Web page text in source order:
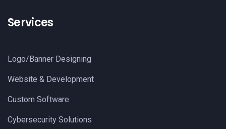
Services
Logo/Banner Designing
Website & Development
Custom Software
Cybersecurity Solutions